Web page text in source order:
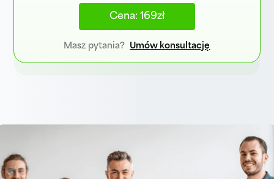
Cena: 169zł
Masz pytania? Umów konsultację